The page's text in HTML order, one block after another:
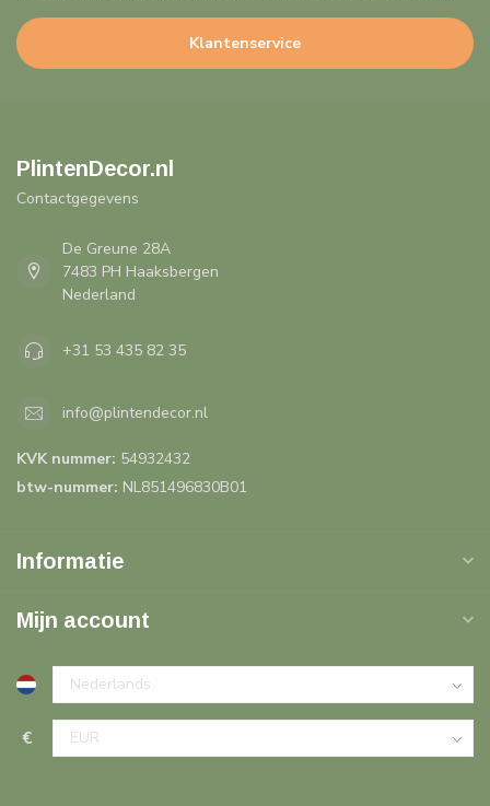
Klantenservice
PlintenDecor.nl
Contactgegevens
De Greune 28A
7483 PH Haaksbergen
Nederland
+31 53 435 82 35
info@plintendecor.nl
KVK nummer: 54932432
btw-nummer: NL851496830B01
Informatie
Mijn account
€